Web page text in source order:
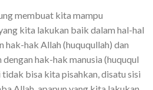
membuat kita mampu
kita lakukan baik dalam hal-hal
hak-hak Allah (huququllah) dan
hak-hak manusia (huququl
bisa kita pisahkan, disatu sisi